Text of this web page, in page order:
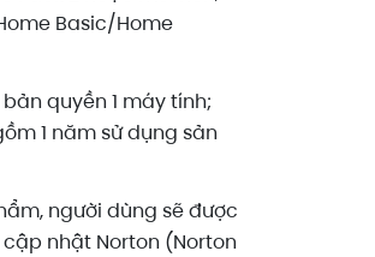
Basic/Home
quyền 1 máy tính;
1 năm sử dụng sản
người dùng sẽ được
nhật Norton (Norton